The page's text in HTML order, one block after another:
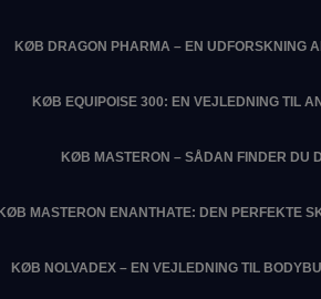
KØB DRAGON PHARMA – EN UDFORSKNING
KØB EQUIPOISE 300: EN VEJLEDNING TIL
KØB MASTERON – SÅDAN FINDER DU
MASTERON ENANTHATE: DEN PERFEKTE
KØB NOLVADEX – EN VEJLEDNING TIL